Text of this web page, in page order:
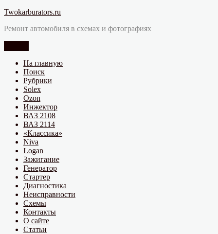
Перейти
содержимому
Twokarburators.ru
Ремонт автомобиля в схемах и фотографиях
На главную
Поиск
Рубрики
Solex
Ozon
Инжектор
ВАЗ 2108
ВАЗ 2114
«Классика»
Niva
Logan
Зажигание
Генератор
Стартер
Диагностика
Неисправности
Схемы
Контакты
О сайте
Статьи